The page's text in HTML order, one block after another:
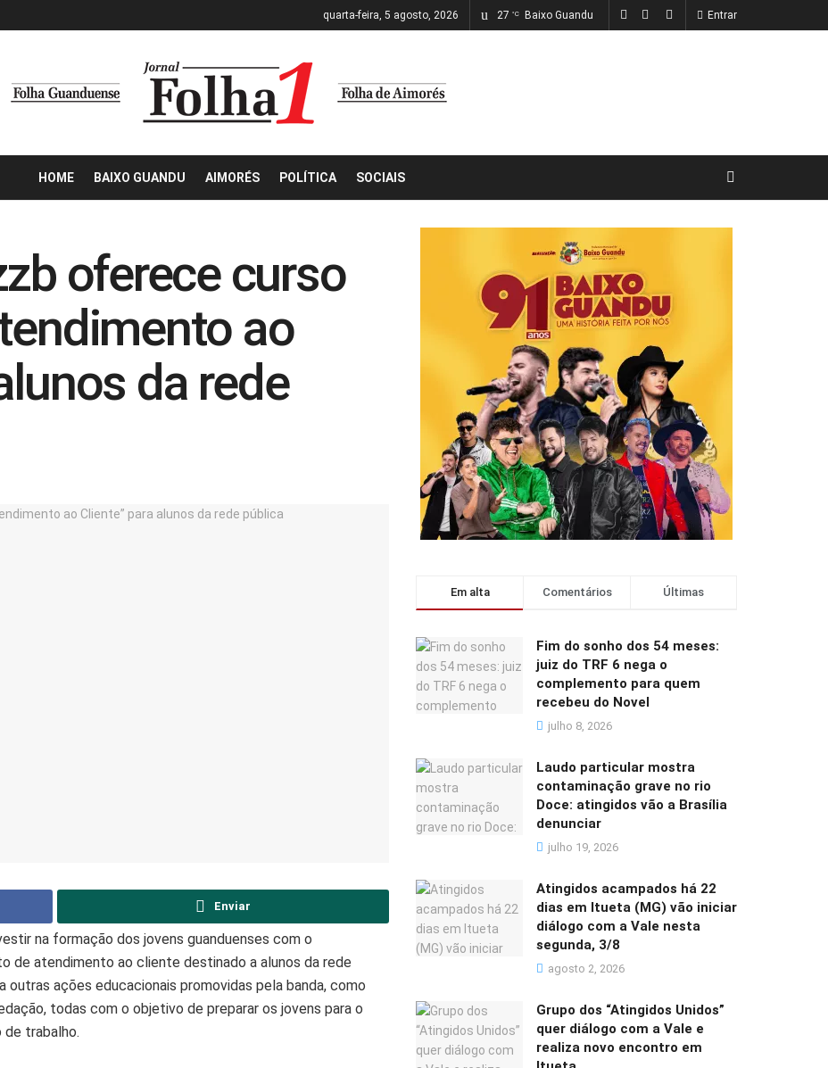
quarta-feira, 5 agosto, 2026 27 °C Baixo Guandu Entrar
HOME BAIXO GUANDU AIMORÉS POLÍTICA SOCIAIS
oferece curso
ao
da rede
Enviar
na formação dos jovens guanduenses com o
de atendimento ao cliente destinado a alunos da rede
outras ações educacionais promovidas pela banda, como
todas com o objetivo de preparar os jovens para o
trabalho.
Em alta Comentários Últimas
Fim do sonho dos 54 meses:
juiz do TRF 6 nega o
complemento para quem
recebeu do Novel
julho 8, 2026
Laudo particular mostra
contaminação grave no rio
Doce: atingidos vão a Brasília
denunciar
julho 19, 2026
Atingidos acampados há 22
dias em Itueta (MG) vão iniciar
diálogo com a Vale nesta
segunda, 3/8
agosto 2, 2026
Grupo dos “Atingidos Unidos”
quer diálogo com a Vale e
realiza novo encontro em